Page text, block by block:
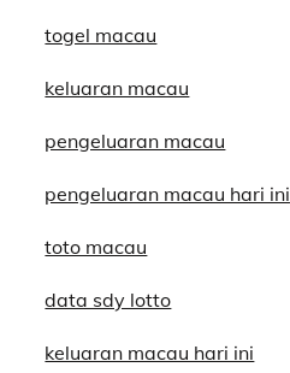
togel macau
keluaran macau
pengeluaran macau
pengeluaran macau hari ini
toto macau
data sdy lotto
keluaran macau hari ini